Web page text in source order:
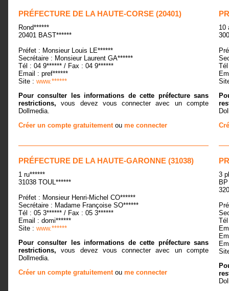
PRÉFECTURE DE LA HAUTE-CORSE (20401)
Rond******
20401 BAST******
Préfet : Monsieur Louis LE******
Secrétaire : Monsieur Laurent GA******
Tél : 04 9****** / Fax : 04 9******
Email : pref******
Site : www.******
Pour consulter les informations de cette préfecture sans
restrictions, vous devez vous connecter avec un compte
Dollmedia.
Créer un compte gratuitement ou me connecter
10
PRÉFECTURE DE LA HAUTE-GARONNE (31038)
1 ru******
31038 TOUL******
Préfet : Monsieur Henri-Michel CO******
Secrétaire : Madame Françoise SO******
Tél : 05 3****** / Fax : 05 3******
Email : domi******
Site : www.******
Pour consulter les informations de cette préfecture sans
restrictions, vous devez vous connecter avec un compte
Dollmedia.
Créer un compte gratuitementou me connecter
3